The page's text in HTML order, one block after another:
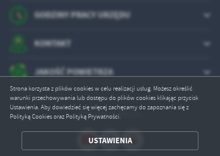
Strona korzysta z plików cookies w celu realizacji usług. Możesz określić
warunki przechowywania lub dostępu do plików cookies klikając przycisk
Ustawienia. Aby dowiedzieć się więcej zachęcamy do zapoznania się z
Polityką Cookies oraz Polityką Prywatności.
USTAWIENIA
ZAPISZ WYBRANE
ODRZUĆ WSZYSTKIE
GODZINY PRACY URZĘDU
KONTAKT
JAKOŚĆ POWIETRZA
Odwiedzin: 640131